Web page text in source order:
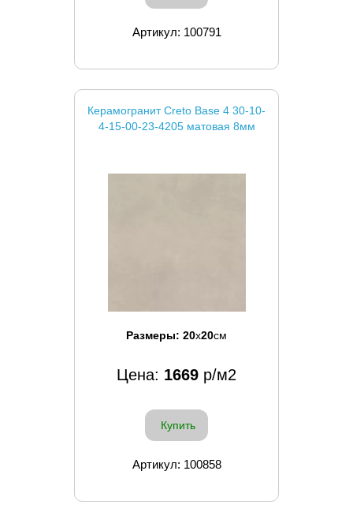
Артикул: 100791
Керамогранит Creto Base 4 30-10-
4-15-00-23-4205 матовая 8мм
Размеры: 20x20см
Цена: 1669 р/м2
Купить
Артикул: 100858